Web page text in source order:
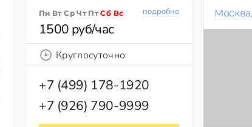
подробно
Пн Вт Ср Чт ПтСб Вс
1500 руб/час
Круглосуточно
+7 (499) 178-1920
+7 (926) 790-9999